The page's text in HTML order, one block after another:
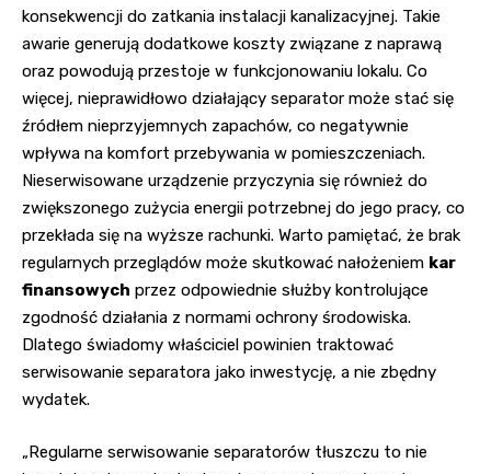
konsekwencji do zatkania instalacji kanalizacyjnej. Takie
awarie generują dodatkowe koszty związane z naprawą
oraz powodują przestoje w funkcjonowaniu lokalu. Co
więcej, nieprawidłowo działający separator może stać się
źródłem nieprzyjemnych zapachów, co negatywnie
wpływa na komfort przebywania w pomieszczeniach.
Nieserwisowane urządzenie przyczynia się również do
zwiększonego zużycia energii potrzebnej do jego pracy, co
przekłada się na wyższe rachunki. Warto pamiętać, że brak
regularnych przeglądów może skutkować nałożeniem kar
finansowych przez odpowiednie służby kontrolujące
zgodność działania z normami ochrony środowiska.
Dlatego świadomy właściciel powinien traktować
serwisowanie separatora jako inwestycję, a nie zbędny
wydatek.
„Regularne serwisowanie separatorów tłuszczu to nie